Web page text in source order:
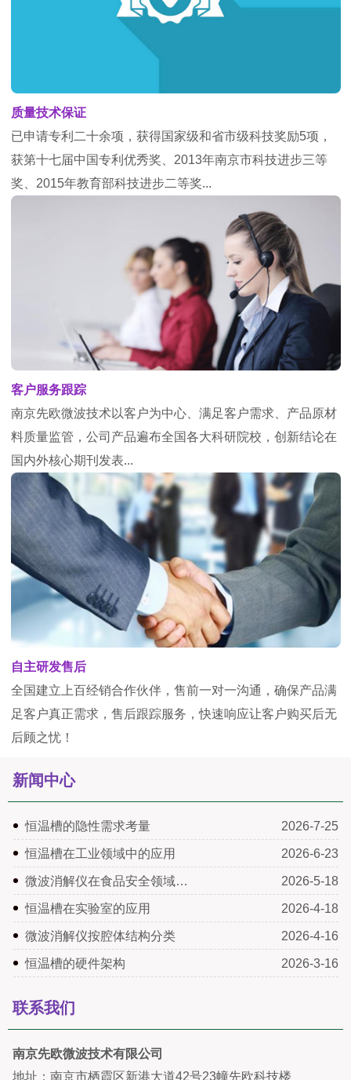
质量技术保证
已申请专利二十余项，获得国家级和省市级科技奖励5项，
获第十七届中国专利优秀奖、2013年南京市科技进步三等
奖、2015年教育部科技进步二等奖...
客户服务跟踪
南京先欧微波技术以客户为中心、满足客户需求、产品原材
料质量监管，公司产品遍布全国各大科研院校，创新结论在
国内外核心期刊发表...
自主研发售后
全国建立上百经销合作伙伴，售前一对一沟通，确保产品满
足客户真正需求，售后跟踪服务，快速响应让客户购买后无
后顾之忧！
新闻中心
恒温槽的隐性需求考量 2026-7-25
恒温槽在工业领域中的应用 2026-6-23
微波消解仪在食品安全领域… 2026-5-18
恒温槽在实验室的应用 2026-4-18
微波消解仪按腔体结构分类 2026-4-16
恒温槽的硬件架构 2026-3-16
联系我们
南京先欧微波技术有限公司
地址：南京市栖霞区新港大道42号23幢先欧科技楼